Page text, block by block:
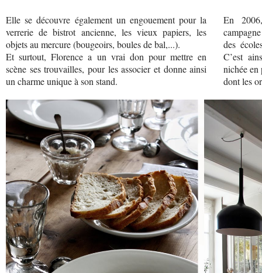
Elle se découvre également un engouement pour la
verrerie de bistrot ancienne, les vieux papiers, les
objets au mercure (bougeoirs, boules de bal,...).
Et surtout, Florence a un vrai don pour mettre en
scène ses trouvailles, pour les associer et donne ainsi
un charme unique à son stand.
En
des
C’est
nichée
dont les